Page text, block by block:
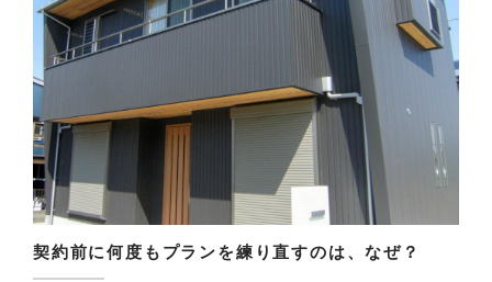
契約前に何度もプランを練り直すのは、なぜ？